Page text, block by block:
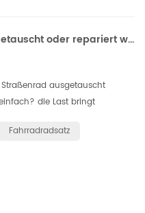
Ihr Straßenradsatz muss ausgetauscht oder repariert werden?
ausgetauscht
die Last bringt
Fahrradradsatz